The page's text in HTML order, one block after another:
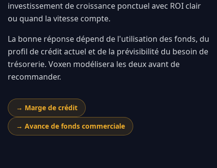
investissement de croissance ponctuel avec ROI clair
ou quand la vitesse compte.
La bonne réponse dépend de l'utilisation des fonds, du
profil de crédit actuel et de la prévisibilité du besoin de
trésorerie. Voxen modélisera les deux avant de
recommander.
→ Marge de crédit
→ Avance de fonds commerciale